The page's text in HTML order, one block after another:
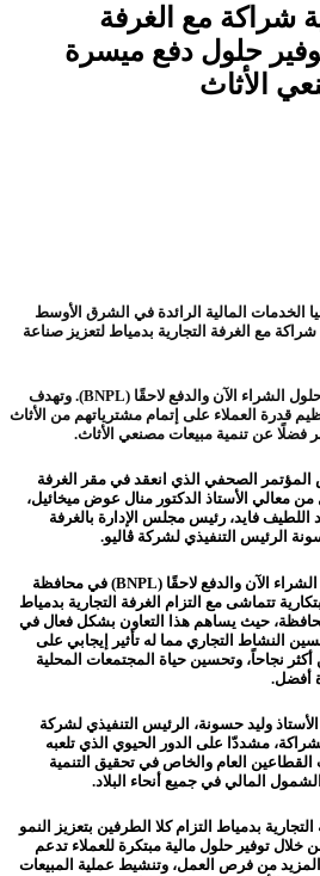
شراكة مع الغرفة
حلول دفع ميسرة
الأثاث
الخدمات المالية الرائدة في الشرق الأوسط
مع الغرفة التجارية بدمياط لتعزيز صناعة
وذلك عبر توفير باقة متكاملة من حلول الشراء الآن والدفع لاحقًا (BNPL). وتهدف
قدرة العملاء على إتمام مشترياتهم من الأثاث
فضلًا عن تنمية مبيعات مصنعي الأثاث.
المؤتمر الصحفي الذي انعقد في مقر الغرفة
من معالي الأستاذ الدكتور منال عوض ميخائيل،
فايد، رئيس مجلس الإدارة بالغرفة
الرئيس التنفيذي لشركة ڤاليو.
وباعتبارها المزود الحصري لحلول الشراء الآن والدفع لاحقًا (BNPL) في محافظة
تتماشى مع التزام الغرفة التجارية بدمياط
حيث يساهم هذا التعاون بشكل فعال في
النشاط التجاري مما له تأثير إيجابي على
نجاحاً، وتحسين حياة المجتمعات المحلية
أفضل.
وليد حسونة، الرئيس التنفيذي لشركة
مشددّا على الدور الحيوي الذي تلعبه
العام والخاص في تحقيق التنمية
المالي في جميع أنحاء البلاد.
بدمياط التزام كلا الطرفين بتعزيز النمو
خلال توفير حلول مالية مبتكرة للعملاء تدعم
من فرص العمل، وتنشيط عملية المبيعات